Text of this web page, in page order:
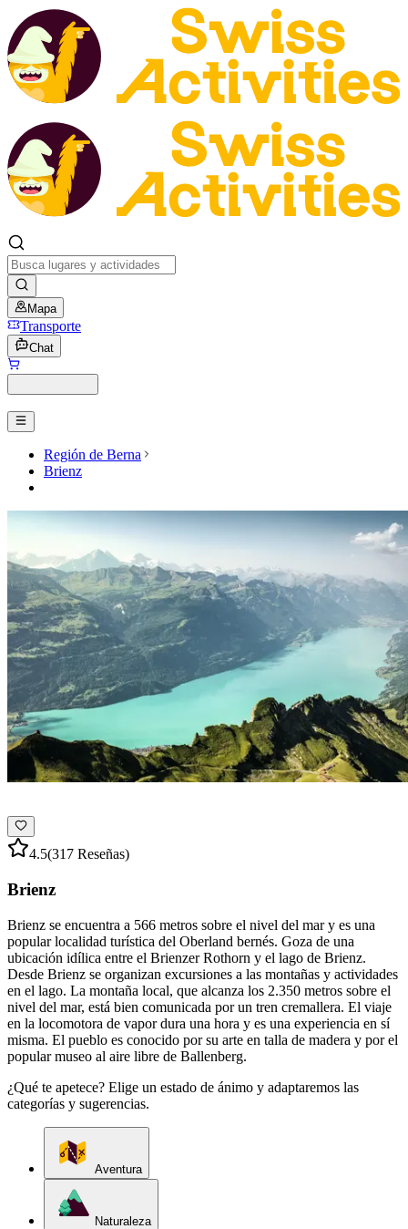
Mapa
Transporte
Chat
Región de Berna
Brienz
4.5(317 Reseñas)
Brienz
Brienz se encuentra a 566 metros sobre el nivel del mar y es una
popular localidad turística del Oberland bernés. Goza de una
ubicación idílica entre el Brienzer Rothorn y el lago de Brienz.
Desde Brienz se organizan excursiones a las montañas y actividades
en el lago. La montaña local, que alcanza los 2.350 metros sobre el
nivel del mar, está bien comunicada por un tren cremallera. El viaje
en la locomotora de vapor dura una hora y es una experiencia en sí
misma. El pueblo es conocido por su arte en talla de madera y por el
popular museo al aire libre de Ballenberg.
¿Qué te apetece? Elige un estado de ánimo y adaptaremos las
categorías y sugerencias.
Aventura
Naturaleza